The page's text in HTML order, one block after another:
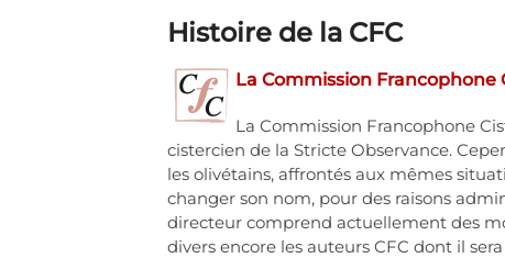
Histoire de la CFC
La Commission
La Commission Francophone
cistercien de la Stricte Observance.
les olivétains, affrontés aux mêmes
changer son nom, pour des raisons
directeur comprend actuellement des
divers encore les auteurs CFC dont il